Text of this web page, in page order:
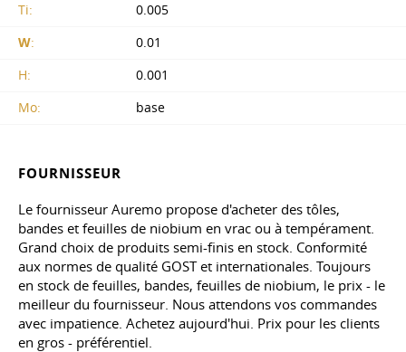
Ti:
0.005
W:
0.01
H:
0.001
Mo:
base
FOURNISSEUR
Le fournisseur Auremo propose d'acheter des tôles,
bandes et feuilles de niobium en vrac ou à tempérament.
Grand choix de produits semi-finis en stock. Conformité
aux normes de qualité GOST et internationales. Toujours
en stock de feuilles, bandes, feuilles de niobium, le prix - le
meilleur du fournisseur. Nous attendons vos commandes
avec impatience. Achetez aujourd'hui. Prix pour les clients
en gros - préférentiel.